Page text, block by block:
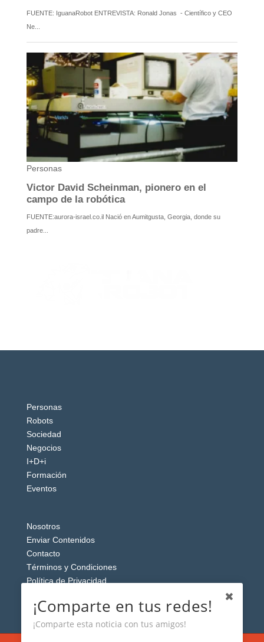
Personas
Robots
Sociedad
Negocios
I+D+i
Formación
Eventos
Nosotros
Enviar Contenidos
Contacto
Términos y Condiciones
Política de Privacidad
¡Comparte en tus redes!
¡Comparte esta noticia con tus amigos!